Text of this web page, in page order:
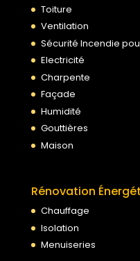
Toiture
Ventilation
Sécurité Incendie
Electricité
Charpente
Façade
Humidité
Gouttières
Maison
Rénovation
Chauffage
Isolation
Menuiseries